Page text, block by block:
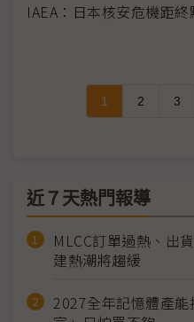
IAEA：日本核安危機距
1 2 3
近７天熱門報導
MLCC訂單過熱、出
建熱潮將趨緩
2027全年記憶體產